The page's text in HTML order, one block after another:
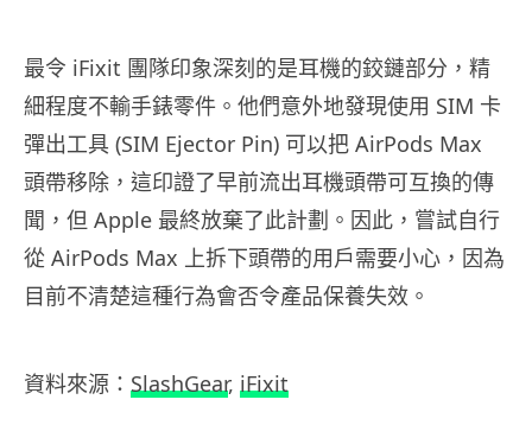
最令 iFixit 團隊印象深刻的是耳機的鉸鏈部分，精
細程度不輸手錶零件。他們意外地發現使用 SIM 卡
彈出工具 (SIM Ejector Pin) 可以把 AirPods Max
頭帶移除，這印證了早前流出耳機頭帶可互換的傳
聞，但 Apple 最終放棄了此計劃。因此，嘗試自行
從 AirPods Max 上拆下頭帶的用戶需要小心，因為
目前不清楚這種行為會否令產品保養失效。
資料來源： SlashGear, iFixit